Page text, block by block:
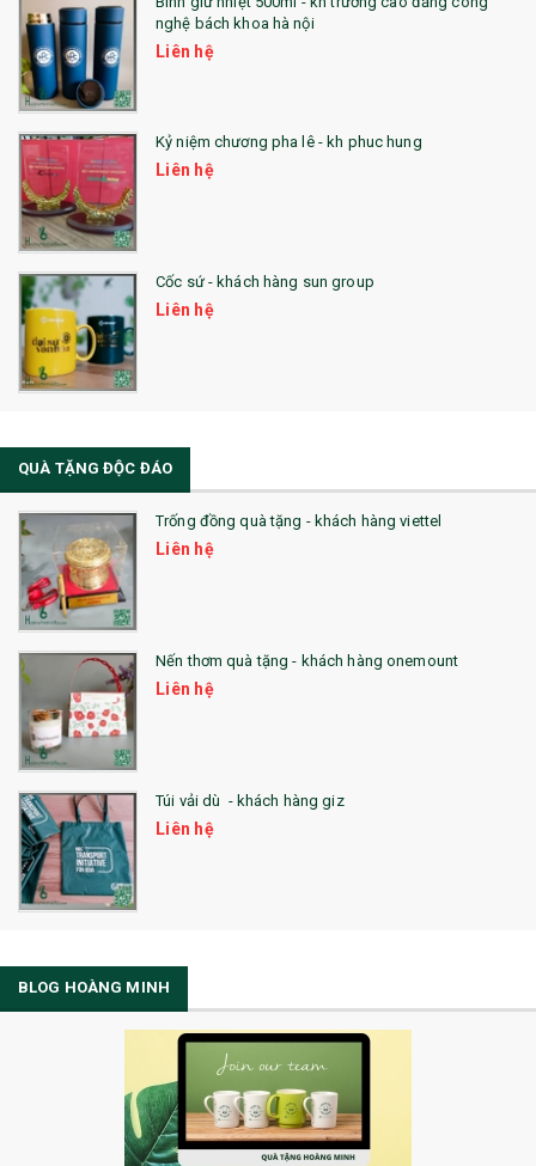
nghệ bách khoa hà nội
Liên hệ
Kỷ niệm chương pha lê - kh phuc hung
Liên hệ
Cốc sứ - khách hàng sun group
Liên hệ
QUÀ TẶNG ĐỘC ĐÁO
Trống đồng quà tặng - khách hàng viettel
Liên hệ
Nến thơm quà tặng - khách hàng onemount
Liên hệ
Túi vải dù - khách hàng giz
Liên hệ
BLOG HOÀNG MINH